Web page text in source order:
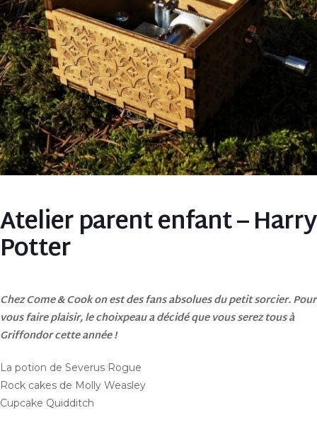
Atelier parent enfant – Harry
Potter
Chez Come & Cook on est des fans absolues du petit sorcier. Pour
vous faire plaisir, le choixpeau a décidé que vous serez tous à
Griffondor cette année !
La potion de Severus Rogue
Rock cakes de Molly Weasley
Cupcake Quidditch